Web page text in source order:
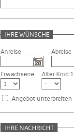
IHRE WÜNSCHE
Anreise Abreise
Erwachsene Alter Kind 1
Angebot unterbreiten
IHRE NACHRICHT